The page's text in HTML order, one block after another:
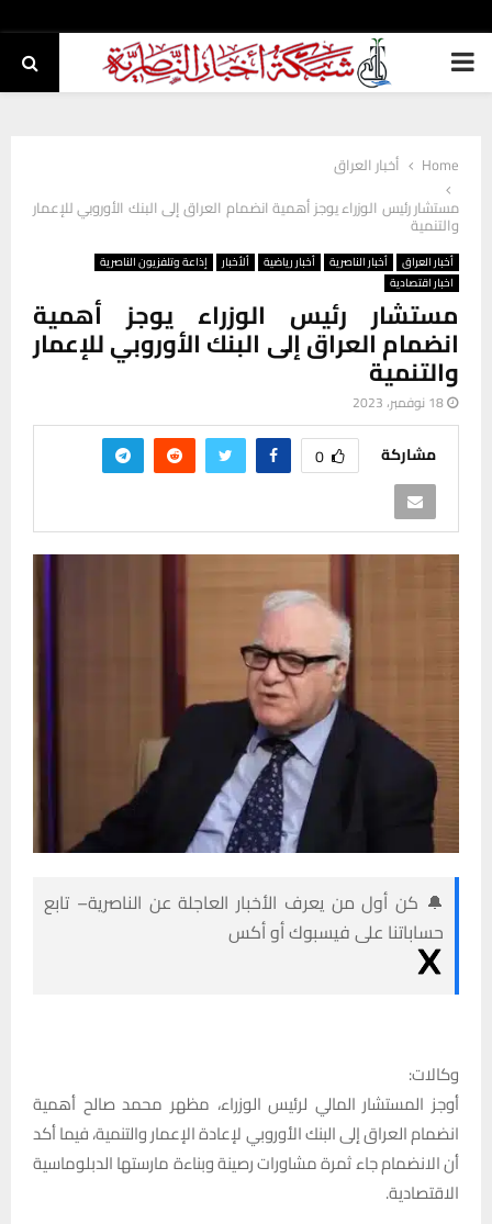
PRIMARY
Home
أخبار العراق
مستشار رئيس الوزراء يوجز أهمية انضمام العراق إلى البنك الأوروبي للإعمار
والتنمية
أخبار العراق أخبار الناصرية أخبار رياضية ألأخبار
إذاعة وتلفزيون الناصرية
اخبار اقتصادية
مستشار رئيس الوزراء يوجز أهمية
انضمام العراق إلى البنك الأوروبي للإعمار
والتنمية
18 نوفمبر، 2023
مشاركة 0
🔔 كن أول من يعرف الأخبار العاجلة عن الناصرية– تابع
حساباتنا على فيسبوك أو أكس
وكالات:
أوجز المستشار المالي لرئيس الوزراء، مظهر محمد صالح أهمية
انضمام العراق إلى البنك الأوروبي لإعادة الإعمار والتنمية، فيما أكد
أن الانضمام جاء ثمرة مشاورات رصينة وبناءة مارستها الدبلوماسية
الاقتصادية.